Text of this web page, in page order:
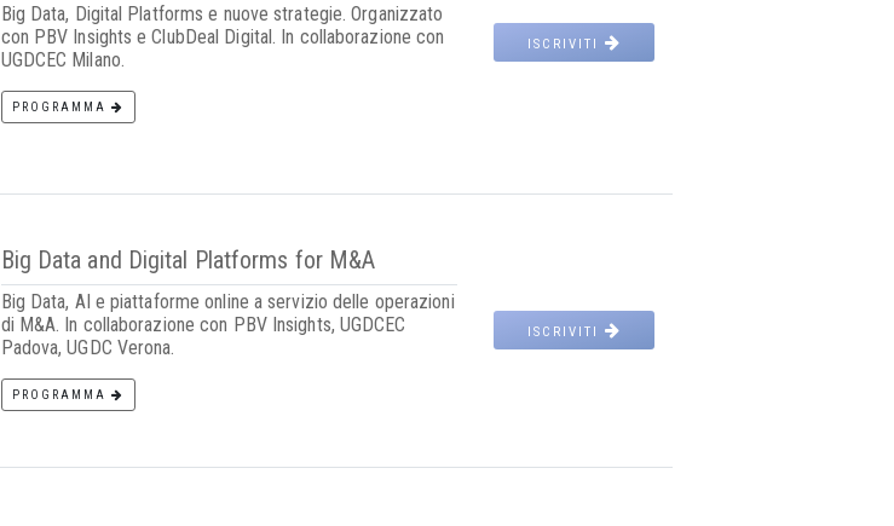
Big Data, Digital Platforms e nuove strategie. Organizzato
con PBV Insights e ClubDeal Digital. In collaborazione con
UGDCEC Milano.
PROGRAMMA
ISCRIVITI
Big Data and Digital Platforms for M&A
Big Data, AI e piattaforme online a servizio delle operazioni
di M&A. In collaborazione con PBV Insights, UGDCEC
Padova, UGDC Verona.
PROGRAMMA
ISCRIVITI